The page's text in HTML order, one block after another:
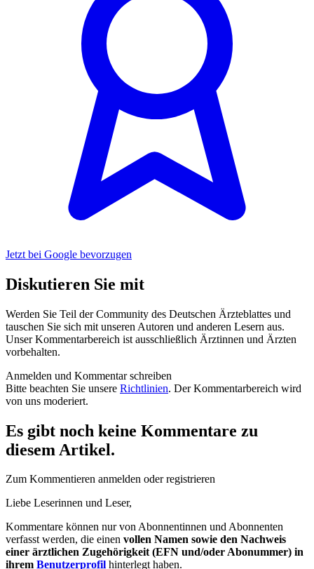
Jetzt bei Google bevorzugen
Diskutieren Sie mit
Werden Sie Teil der Community des Deutschen Ärzteblattes und
tauschen Sie sich mit unseren Autoren und anderen Lesern aus.
Unser Kommentarbereich ist ausschließlich Ärztinnen und Ärzten
vorbehalten.
Anmelden und Kommentar schreiben
Bitte beachten Sie unsere Richtlinien. Der Kommentarbereich wird
von uns moderiert.
Es gibt noch keine Kommentare zu
diesem Artikel.
Zum Kommentieren anmelden oder registrieren
Liebe Leserinnen und Leser,
Kommentare können nur von Abonnentinnen und Abonnenten
verfasst werden, die einen vollen Namen sowie den Nachweis
einer ärztlichen Zugehörigkeit (EFN und/oder Abonummer) in
ihrem Benutzerprofil hinterlegt haben.